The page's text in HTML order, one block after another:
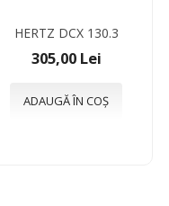
HERTZ DCX 130.3
305,00 Lei
ADAUGĂ ÎN COȘ